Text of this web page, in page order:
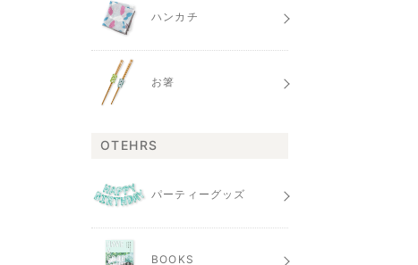
ハンカチ
お箸
OTEHRS
パーティーグッズ
BOOKS